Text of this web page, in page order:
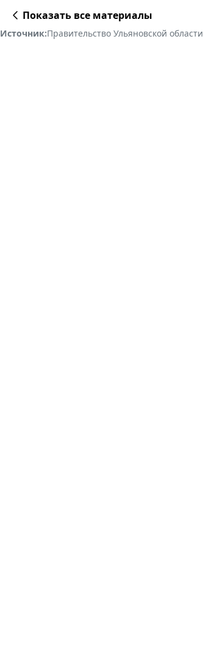
Показать все материалы
Источник:Правительство Ульяновской области